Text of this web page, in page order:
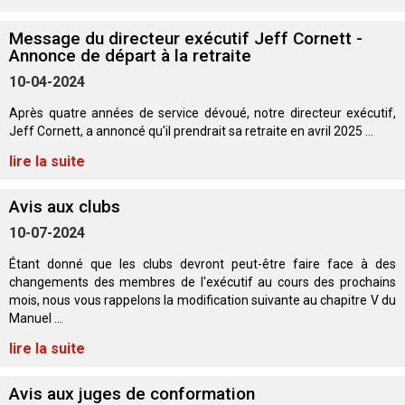
Berger polonais de plaine
Berger portugais
Puli
Schapendoes néerlandais
Berger Shetland
Chien d’eau espagnol
Lévrier irlandais
Norrbottenspets
Elkhound norvégien
Lundehund norvégien
Otterhound
Petit basset griffon vendéen
Xoloitzcuintli (moyen)
Xoloïtzcuintli (standard)
Épagneul cocker américain
Épagneul d’eau américain
Épagneul bleu de Picardie
Épagneul breton
Épagneul Clumber
Épagneul cocker anglais
Terrier du révérend Russell
Terrier chasseur de rat
Terrier Russell
Schnauzer (nain)
Terrier écossais
Terrier Sealyham
Carlin
Petit chien russe
Terrier à poil soyeux
Fox terrier miniature
Terrier de Manchester nain
Xoloitzcuintli (nain)
Chien du Groenland
Hovawart
Chien d’ours de Carélie
Komondor
Kuvasz
Leonberger
Message du directeur exécutif Jeff Cornett -
Annonce de départ à la retraite
10-04-2024
Après quatre années de service dévoué, notre directeur exécutif,
Jeff Cornett, a annoncé qu'il prendrait sa retraite en avril 2025 ...
lire la suite
Avis aux clubs
10-07-2024
Étant donné que les clubs devront peut-être faire face à des
changements des membres de l'exécutif au cours des prochains
mois, nous vous rappelons la modification suivante au chapitre V du
Manuel ...
lire la suite
Avis aux juges de conformation